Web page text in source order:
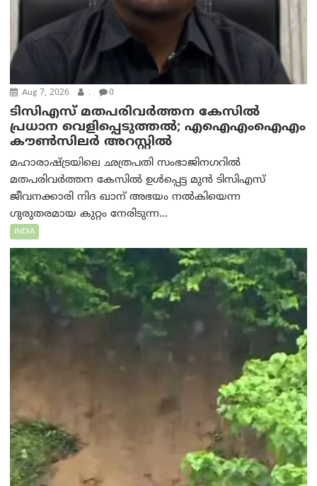
Aug 7, 2026 . 0
ടിസിഎസ് മതപരിവർത്തന കേസിൽ
പ്രധാന വെളിപ്പെടുത്തൽ; എഐഎംഐഎം
കൗൺസിലർ അറസ്റ്റിൽ
മഹാരാഷ്ട്രയിലെ ഛത്രപതി സംഭാജിനഗറിൽ
മതപരിവർത്തന കേസിൽ ഉൾപ്പെട്ട മുൻ ടിസിഎസ്
ജീവനക്കാരി നിദ ഖാന് അഭയം നൽകിയെന്ന
ഗുരുതരമായ കുറ്റം നേരിടുന്ന...
INDIA